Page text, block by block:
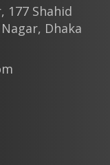
177 Shahid
Dhaka